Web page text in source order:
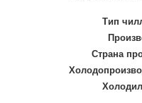
Тип
Страна